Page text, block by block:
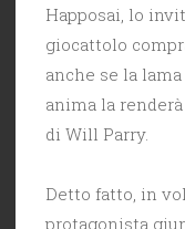
Happosai, lo
giocattolo
anche se la
anima la
di Will Parry.
Detto fatto, in
protagonista